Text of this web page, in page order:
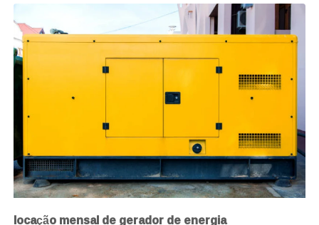
locação mensal de gerador de energia